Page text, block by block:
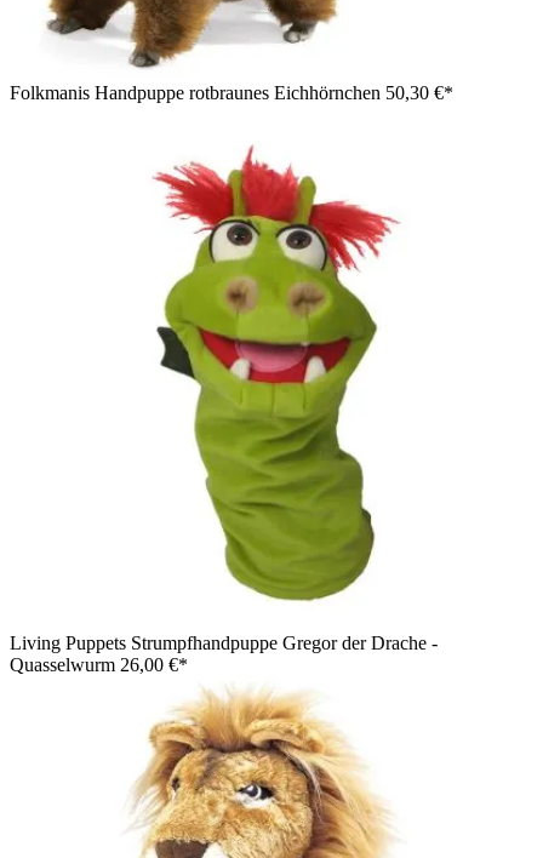
Folkmanis Handpuppe rotbraunes Eichhörnchen 50,30 €*
Living Puppets Strumpfhandpuppe Gregor der Drache -
Quasselwurm 26,00 €*